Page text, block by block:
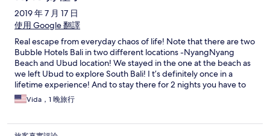
2019 年 7 月 17 日
使用 Google 翻譯
Real escape from everyday chaos of life! Note that there are two
Bubble Hotels Bali in two different locations -NyangNyang
Beach and Ubud location! We stayed in the one at the beach as
we left Ubud to explore South Bali! I t’s definitely once in a
lifetime experience! And to stay there for 2 nights you have to
be a real nature lover who doesn’t care taking salty shower and
just chilling at the secluded beach resting your mind! Oh yeah,
challenge which we enjoyed pretty much! At the check in point
Vida，1 晚旅行